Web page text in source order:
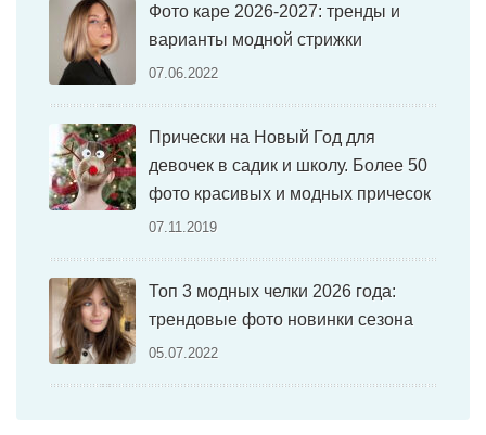
Фото каре 2026-2027: тренды и
варианты модной стрижки
07.06.2022
Прически на Новый Год для
девочек в садик и школу. Более 50
фото красивых и модных причесок
07.11.2019
Топ 3 модных челки 2026 года:
трендовые фото новинки сезона
05.07.2022